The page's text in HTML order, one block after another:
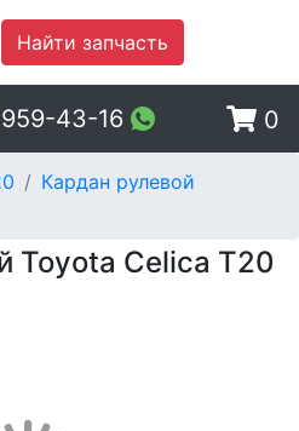
Найти запчасть
43-16 0
Кардан рулевой
Toyota Celica T20